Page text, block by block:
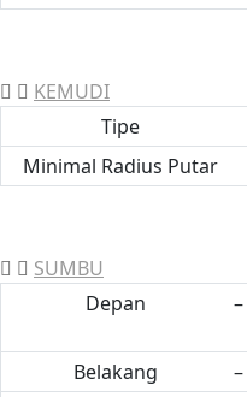
KEMUDI
Tipe
Minimal Radius Putar
SUMBU
Depan
–
Belakang
–